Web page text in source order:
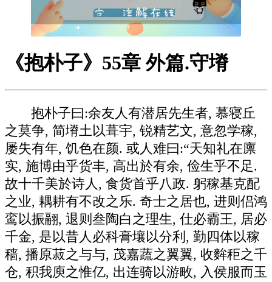
《抱朴子》55章 外篇.守塉
抱朴子曰:余友人有潜居先生者, 慕寝丘
之莫争, 简塉土以葺宇, 锐精艺文, 意忽学稼,
屡失有年, 饥色在颜. 或人难曰:“天知礼在廪
实, 施博由乎货丰, 高出於有余, 俭生乎不足.
故十千美於诗人, 食货首乎八政. 躬稼基克配
之业, 耦耕有不改之乐. 奇士之居也, 进则侣鸿
鸾以振翮, 退则叁陶白之理生, 仕必霸王, 居必
千金, 是以昔人必科膏壤以分利, 勤四体以稼
穑, 播原菽之与与, 茂嘉蔬之翼翼, 收麰秬之千
仓, 积我庾之惟亿, 出连骑以游畋, 入侯服而玉